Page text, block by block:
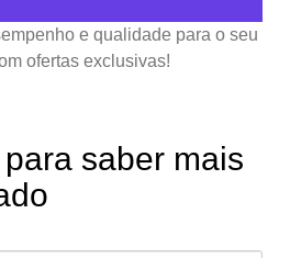
e qualidade para o seu
ofertas exclusivas!
saber mais